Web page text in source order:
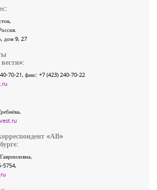
,
, дом 9, 27
»:
70-21, факс: +7 (423) 240-70-22
«АВ»
5754,